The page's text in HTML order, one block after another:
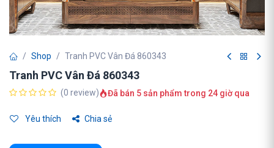
Shop Tranh PVC Vân Đá 860343
Tranh PVC Vân Đá 860343
(0 review) Đã bán 5 sản phẩm trong 24 giờ qua
Yêu thích Chia sẻ